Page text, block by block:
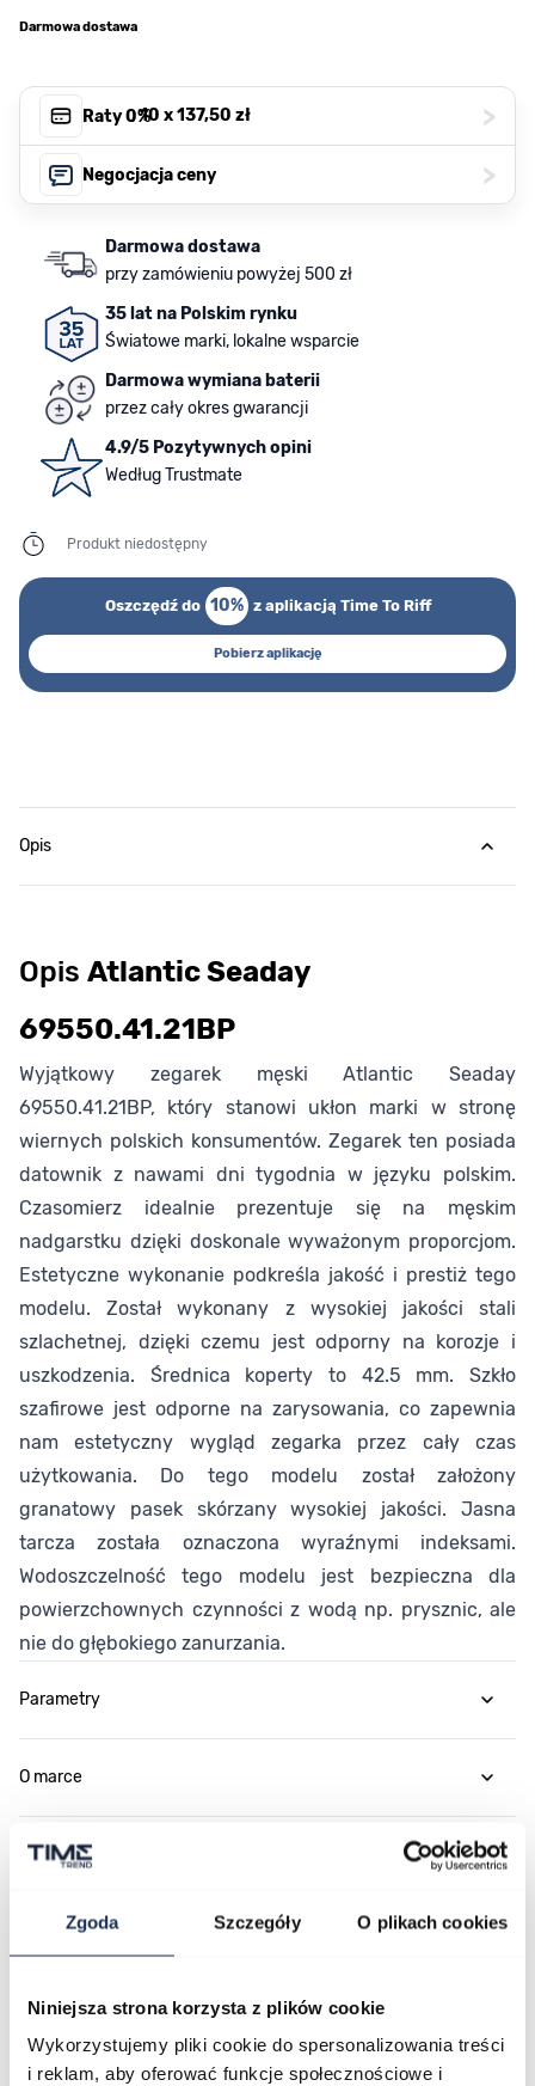
Zgoda Szczegóły O plikach cookies
Niniejsza strona korzysta z plików cookie
Wykorzystujemy pliki cookie do spersonalizowania treści
i reklam, aby oferować funkcje społecznościowe i
Darmowa dostawa
Raty 0%, 10 x137,50 zł >
Negocjacja ceny >
Darmowa dostawa
przy zamówieniu powyżej 500 zł
35 lat na Polskim rynku
Światowe marki, lokalne wsparcie
Darmowa wymiana baterii
przez cały okres gwarancji
4.9/5 Pozytywnych opini
Według Trustmate
Produkt niedostępny
Oszczędź do 10% z aplikacją Time To Riff
Pobierz aplikację
Opis
Opis Atlantic Seaday
69550.41.21BP
Wyjątkowy zegarek męski Atlantic Seaday
69550.41.21BP, który stanowi ukłon marki w stronę
wiernych polskich konsumentów. Zegarek ten posiada
datownik z nawami dni tygodnia w języku polskim.
Czasomierz idealnie prezentuje się na męskim
nadgarstku dzięki doskonale wyważonym proporcjom.
Estetyczne wykonanie podkreśla jakość i prestiż tego
modelu. Został wykonany z wysokiej jakości stali
szlachetnej, dzięki czemu jest odporny na korozje i
uszkodzenia. Średnica koperty to 42.5 mm. Szkło
szafirowe jest odporne na zarysowania, co zapewnia
nam estetyczny wygląd zegarka przez cały czas
użytkowania. Do tego modelu został założony
granatowy pasek skórzany wysokiej jakości. Jasna
tarcza została oznaczona wyraźnymi indeksami.
Wodoszczelność tego modelu jest bezpieczna dla
powierzchownych czynności z wodą np. prysznic, ale
nie do głębokiego zanurzania.
Parametry
O marce
Opinie
Zapytaj o produkt
Płatność i dostawa